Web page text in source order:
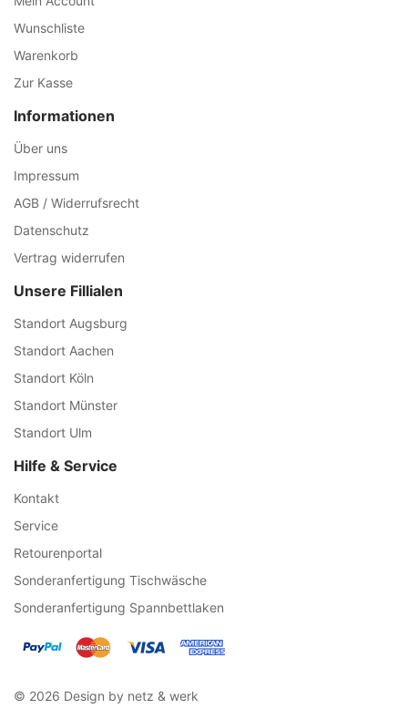
Wunschliste
Warenkorb
Zur Kasse
Informationen
Über uns
Impressum
AGB / Widerrufsrecht
Datenschutz
Vertrag widerrufen
Unsere Fillialen
Standort Augsburg
Standort Aachen
Standort Köln
Standort Münster
Standort Ulm
Hilfe & Service
Kontakt
Service
Retourenportal
Sonderanfertigung Tischwäsche
Sonderanfertigung Spannbettlaken
© 2026 Design by netz & werk